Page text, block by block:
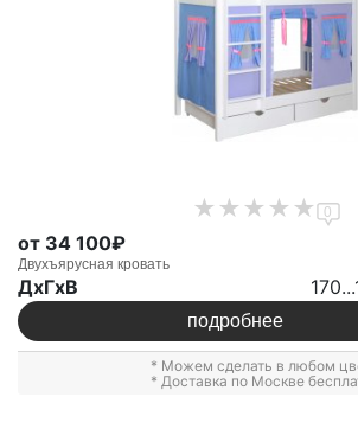
0
от 34 100₽
Двухъярусная кровать
ДxГxВ
подробнее
* Можем сделать в любом
* Доставка по Москве